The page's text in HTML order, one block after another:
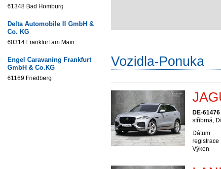
61348 Bad Homburg
Delta Automobile II GmbH &
Co. KG
60314 Frankfurt am Main
Engel Caravaning Frankfurt
GmbH & Co.KG
61169 Friedberg
Vozidla-Ponuka
DE-
stříbrná,
Dátum
registrace
Výkon